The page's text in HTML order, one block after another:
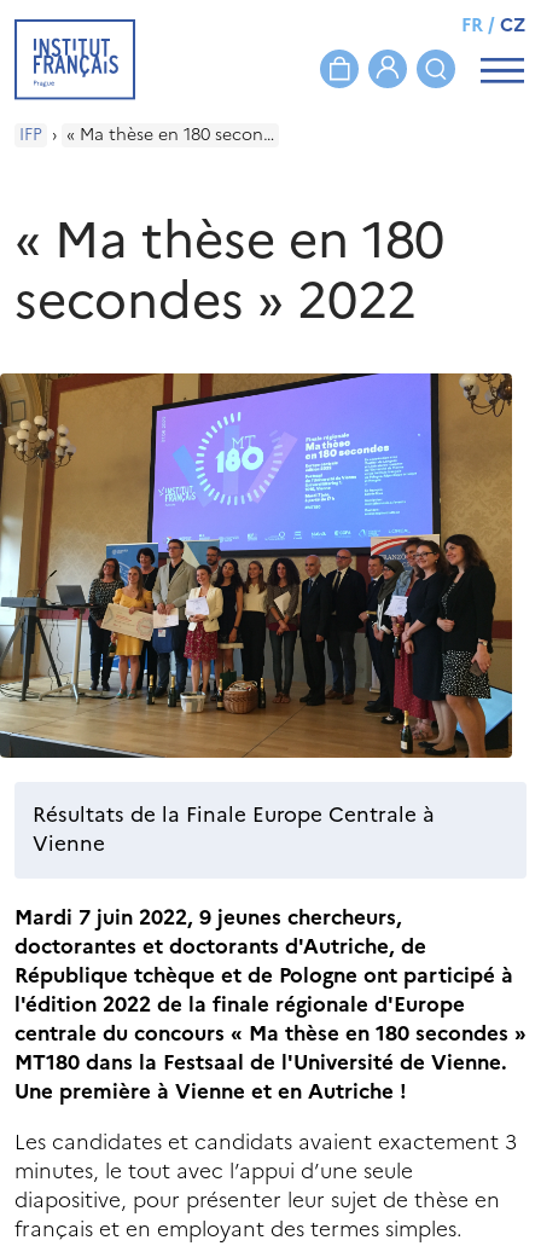
FR/CZ
IFP › « Ma thèse en 180 secondes » 2022
« Ma thèse en 180
secondes » 2022
Résultats de la Finale Europe Centrale à
Vienne
Mardi 7 juin 2022, 9 jeunes chercheurs,
doctorantes et doctorants d'Autriche, de
République tchèque et de Pologne ont participé à
l'édition 2022 de la finale régionale d'Europe
centrale du concours « Ma thèse en 180 secondes »
MT180 dans la Festsaal de l'Université de Vienne.
Une première à Vienne et en Autriche !
Les candidates et candidats avaient exactement 3
minutes, le tout avec l’appui d’une seule
diapositive, pour présenter leur sujet de thèse en
français et en employant des termes simples.